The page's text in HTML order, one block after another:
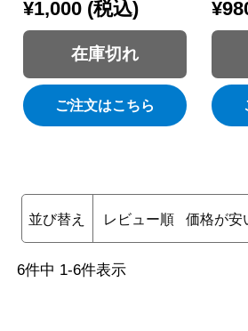
¥1,000 税込
在庫切れ
ご注文はこちら
¥
並び替え レビュー順 価格が安
6件中 1-6件表示